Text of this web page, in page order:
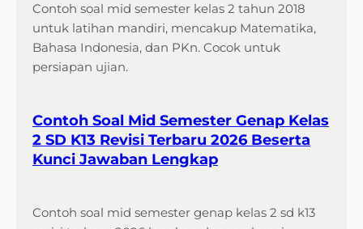
Contoh soal mid semester kelas 2 tahun 2018
untuk latihan mandiri, mencakup Matematika,
Bahasa Indonesia, dan PKn. Cocok untuk
persiapan ujian.
Contoh Soal Mid Semester Genap Kelas
2 SD K13 Revisi Terbaru 2026 Beserta
Kunci Jawaban Lengkap
Contoh soal mid semester genap kelas 2 sd k13